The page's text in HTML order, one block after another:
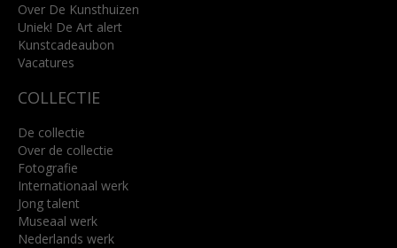
info@kunsthuisbreda.nl
Lees meer
Over De Kunsthuizen
Uniek! De Art alert
Kunstcadeaubon
Vacatures
COLLECTIE
De collectie
Over de collectie
Fotografie
Internationaal werk
Jong talent
Museaal werk
Nederlands werk